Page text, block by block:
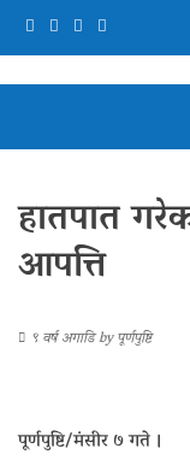
हातपात
आपत्ति
९ वर्ष अगाडिbyपूर्णपुष्टि
पूर्णपुष्टि/मंसीर ७ गते ।